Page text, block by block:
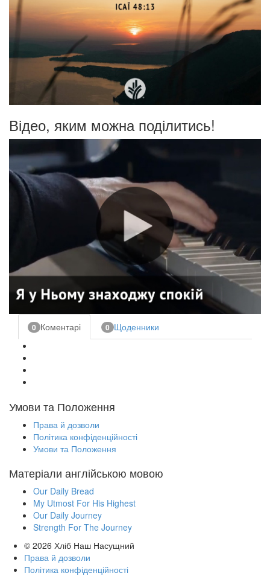
Відео, яким можна поділитись!
0 Коментарі 0 Щоденники
Умови та Положення
Права й дозволи
Політика конфіденційності
Умови та Положення
Матеріали англійською мовою
Our Daily Bread
My Utmost For His Highest
Our Daily Journey
Strength For The Journey
© 2026 Хліб Наш Насущний
Права й дозволи
Політика конфіденційності